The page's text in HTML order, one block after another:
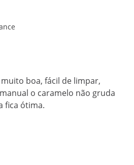
boa, fácil de limpar,
o caramelo não gruda
fica ótima.